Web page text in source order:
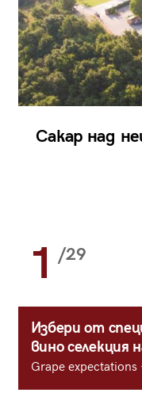
Сакар над
1 /29
Избери от
вино селекция
Grape expectations